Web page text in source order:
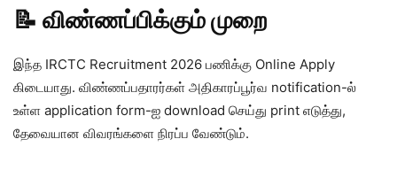
📝 விண்ணப்பிக்கும் முறை
இந்த IRCTC Recruitment 2026 பணிக்கு Online Apply
கிடையாது. விண்ணப்பதாரர்கள் அதிகாரப்பூர்வ notification-ல்
உள்ள application form-ஐ download செய்து print எடுத்து,
தேவையான விவரங்களை நிரப்ப வேண்டும்.